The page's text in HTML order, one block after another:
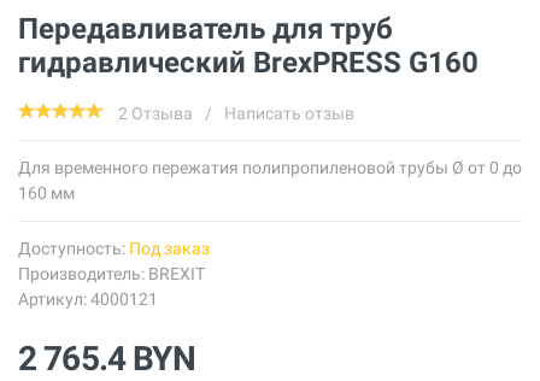
Передавливатель для труб
гидравлический BrexPRESS G160
2 Отзыва / Написать отзыв
Для временного пережатия полипропиленовой трубы Ø от 0 до
160 мм
Доступность: Под заказ
Производитель: BREXIT
Артикул: 4000121
2 765.4 BYN